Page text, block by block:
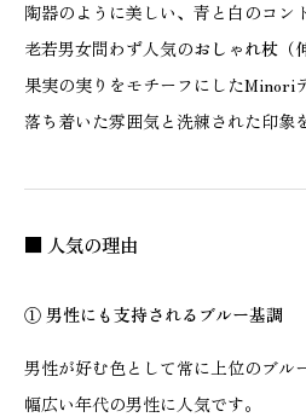
陶器のように美しい、青と白のコン
老若男女問わず人気のおしゃれ杖（
果実の実りをモチーフにしたMinori
落ち着いた雰囲気と洗練された印象
■ 人気の理由
① 男性にも支持されるブルー基調
男性が好む色として常に上位のブル
幅広い年代の男性に人気です。